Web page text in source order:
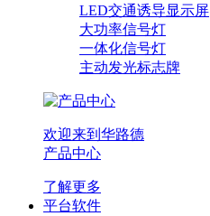
LED交通诱导显示屏
大功率信号灯
一体化信号灯
主动发光标志牌
欢迎来到华路德
产品中心
了解更多
平台软件